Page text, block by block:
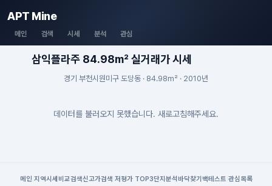
APT Mine
메인 검색 시세 분석 관심
삼익플라주 84.98m² 실거래가 시세
경기 부천시원미구 도당동 · 84.98m² · 2010년
데이터를 불러오지 못했습니다. 새로고침해주세요.
메인| 지역시세 비교검색신고가검색 저평가 TOP3단지분석 바닥찾기 백테스트 관심목록